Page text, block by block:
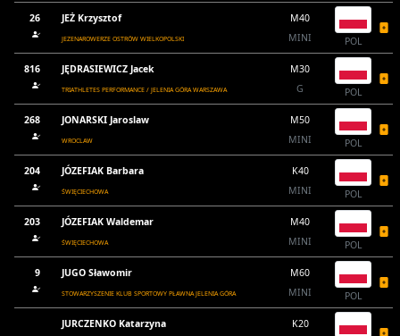
26 JEŻ Krzysztof
JEZENAROWERZE OSTRÓW WIELKOPOLSKI
M40
MINI
POL
816 JĘDRASIEWICZ Jacek
TRIATHLETES PERFORMANCE / JELENIA GÓRA WARSZAWA
M30
G
POL
268 JONARSKI Jaroslaw
WROCLAW
M50
MINI
POL
204 JÓZEFIAK Barbara
ŚWIĘCIECHOWA
K40
MINI
POL
203 JÓZEFIAK Waldemar
ŚWIĘCIECHOWA
M40
MINI
POL
9 JUGO Sławomir
STOWARZYSZENIE KLUB SPORTOWY PŁAWNA JELENIA GÓRA
M60
MINI
POL
JURCZENKO Katarzyna
K20